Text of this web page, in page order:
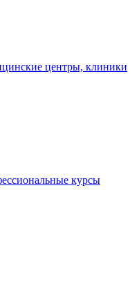
центры, клиники
курсы